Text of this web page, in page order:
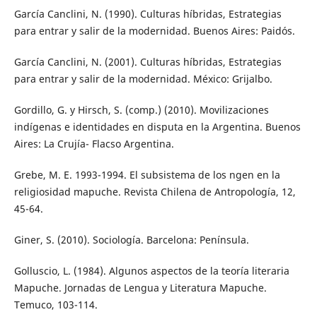
García Canclini, N. (1990). Culturas híbridas, Estrategias
para entrar y salir de la modernidad. Buenos Aires: Paidós.
García Canclini, N. (2001). Culturas híbridas, Estrategias
para entrar y salir de la modernidad. México: Grijalbo.
Gordillo, G. y Hirsch, S. (comp.) (2010). Movilizaciones
indígenas e identidades en disputa en la Argentina. Buenos
Aires: La Crujía- Flacso Argentina.
Grebe, M. E. 1993-1994. El subsistema de los ngen en la
religiosidad mapuche. Revista Chilena de Antropología, 12,
45-64.
Giner, S. (2010). Sociología. Barcelona: Península.
Golluscio, L. (1984). Algunos aspectos de la teoría literaria
Mapuche. Jornadas de Lengua y Literatura Mapuche.
Temuco, 103-114.